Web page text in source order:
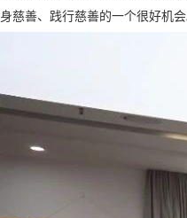
身慈善、践行慈善的一个很好机会